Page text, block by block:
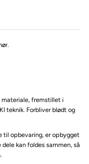
fremstillet i
teknik. Forbliver blødt og
til opbevaring, er opbygget
kan foldes sammen, så